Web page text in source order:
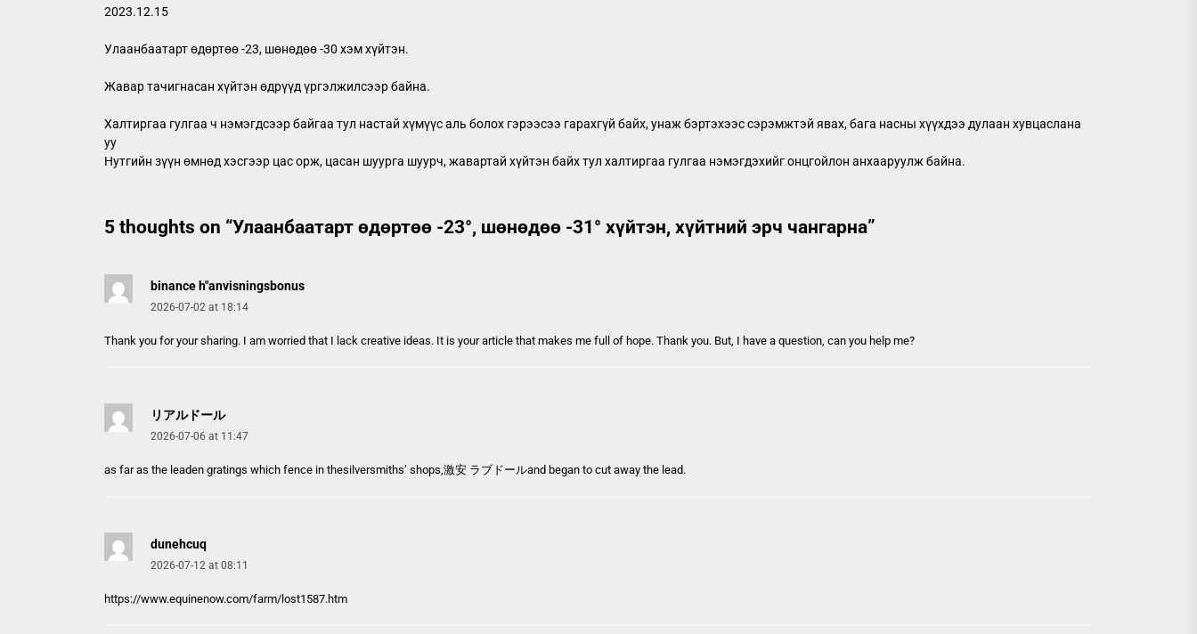
2023.12.15
Улаанбаатарт өдөртөө -23, шөнөдөө -30 хэм хүйтэн.
Жавар тачигнасан хүйтэн өдрүүд үргэлжилсээр байна.
Халтиргаа гулгаа ч нэмэгдсээр байгаа тул настай хүмүүс аль болох гэрээсээ гарахгүй байх, унаж бэртэхээс сэрэмжтэй явах, бага насны хүүхдээ дулаан хувцаслана
уу
Нутгийн зүүн өмнөд хэсгээр цас орж, цасан шуурга шуурч, жавартай хүйтэн байх тул халтиргаа гулгаа нэмэгдэхийг онцгойлон анхааруулж байна.
5 thoughts on “Улаанбаатарт өдөртөө -23°, шөнөдөө -31° хүйтэн, хүйтний эрч чангарна”
binance h"anvisningsbonus
2026-07-02 at 18:14
Thank you for your sharing. I am worried that I lack creative ideas. It is your article that makes me full of hope. Thank you. But, I have a question, can you help me?
リアルドール
2026-07-06 at 11:47
as far as the leaden gratings which fence in thesilversmiths’ shops, 激安 ラブドールand began to cut away the lead.
dunehcuq
2026-07-12 at 08:11
https://www.equinenow.com/farm/lost1587.htm